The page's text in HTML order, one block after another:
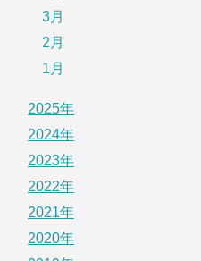
3月
2月
1月
2025年
2024年
2023年
2022年
2021年
2020年